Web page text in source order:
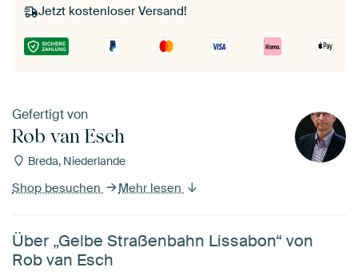
Jetzt kostenloser Versand!
Gefertigt von
Rob van Esch
Breda, Niederlande
Shop besuchen Mehr lesen
Über „Gelbe Straßenbahn Lissabon“ von
Rob van Esch